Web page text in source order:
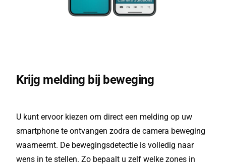
Krijg melding bij beweging
U kunt ervoor kiezen om direct een melding op uw
smartphone te ontvangen zodra de camera beweging
waarneemt. De bewegingsdetectie is volledig naar
wens in te stellen. Zo bepaalt u zelf welke zones in